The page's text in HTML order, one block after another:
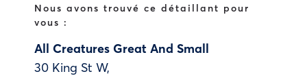
Nous avons trouvé ce détaillant pour
vous :
All Creatures Great And Small
30 King St W,